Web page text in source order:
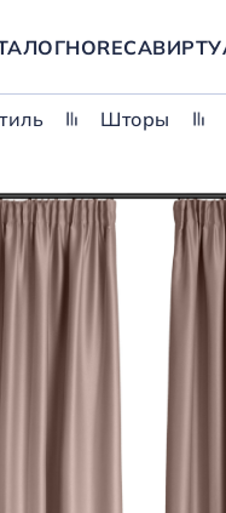
HORECA
Шторы